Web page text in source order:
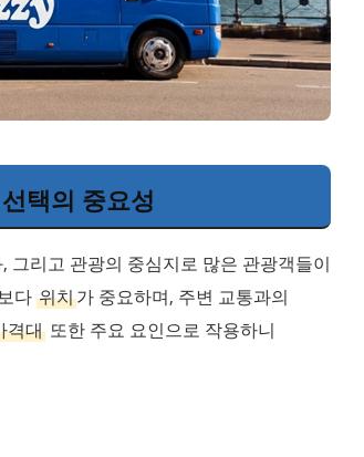
택의 중요성
그리고 관광의 중심지로 많은 관광객들이
다 위치가 중요하며, 주변 교통과의
격대 또한 주요 요인으로 작용하니